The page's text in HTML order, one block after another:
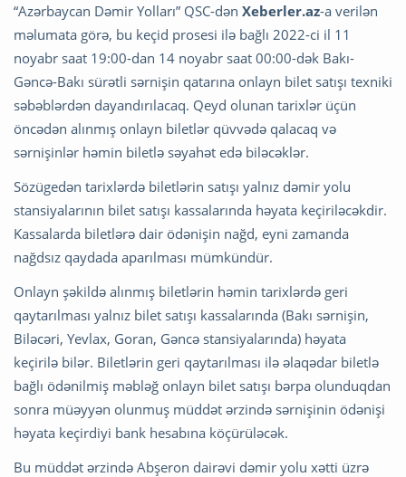
“Azərbaycan Dəmir Yolları” QSC-dən Xeberler.az-a verilən
məlumata görə, bu keçid prosesi ilə bağlı 2022-ci il 11
noyabr saat 19:00-dan 14 noyabr saat 00:00-dək Bakı-
Gəncə-Bakı sürətli sərnişin qatarına onlayn bilet satışı texniki
səbəblərdən dayandırılacaq. Qeyd olunan tarixlər üçün
öncədən alınmış onlayn biletlər qüvvədə qalacaq və
sərnişinlər həmin biletlə səyahət edə biləcəklər.
Sözügedən tarixlərdə biletlərin satışı yalnız dəmir yolu
stansiyalarının bilet satışı kassalarında həyata keçiriləcəkdir.
Kassalarda biletlərə dair ödənişin nağd, eyni zamanda
nağdsız qaydada aparılması mümkündür.
Onlayn şəkildə alınmış biletlərin həmin tarixlərdə geri
qaytarılması yalnız bilet satışı kassalarında (Bakı sərnişin,
Biləcəri, Yevlax, Goran, Gəncə stansiyalarında) həyata
keçirilə bilər. Biletlərin geri qaytarılması ilə əlaqədar biletlə
bağlı ödənilmiş məbləğ onlayn bilet satışı bərpa olunduqdan
sonra müəyyən olunmuş müddət ərzində sərnişinin ödənişi
həyata keçirdiyi bank hesabına köçürüləcək.
Bu müddət ərzində Abşeron dairəvi dəmir yolu xətti üzrə